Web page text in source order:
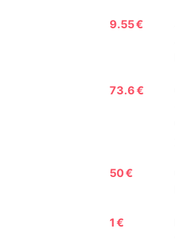
9.55 €
73.6 €
50 €
1 €